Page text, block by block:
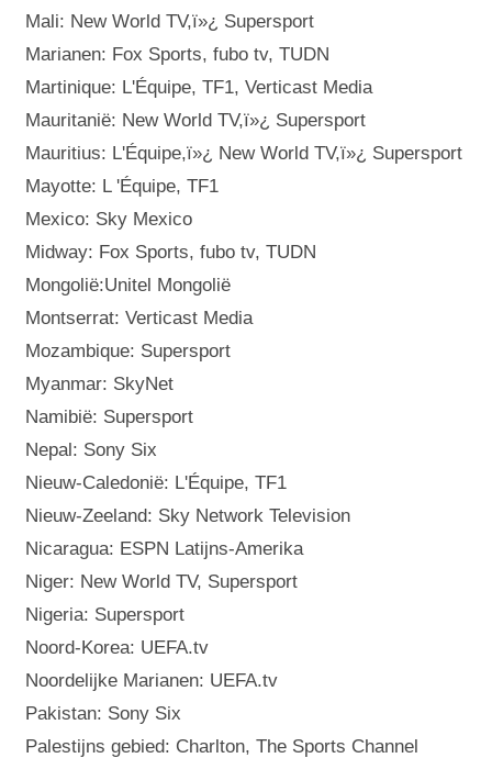
Mali: New World TV,ï»¿ Supersport
Marianen: Fox Sports, fubo tv, TUDN
Martinique: L'Équipe, TF1, Verticast Media
Mauritanië: New World TV,ï»¿ Supersport
Mauritius: L'Équipe,ï»¿ New World TV,ï»¿ Supersport
Mayotte: L 'Équipe, TF1
Mexico: Sky Mexico
Midway: Fox Sports, fubo tv, TUDN
Mongolië:Unitel Mongolië
Montserrat: Verticast Media
Mozambique: Supersport
Myanmar: SkyNet
Namibië: Supersport
Nepal: Sony Six
Nieuw-Caledonië: L'Équipe, TF1
Nieuw-Zeeland: Sky Network Television
Nicaragua: ESPN Latijns-Amerika
Niger: New World TV, Supersport
Nigeria: Supersport
Noord-Korea: UEFA.tv
Noordelijke Marianen: UEFA.tv
Pakistan: Sony Six
Palestijns gebied: Charlton, The Sports Channel